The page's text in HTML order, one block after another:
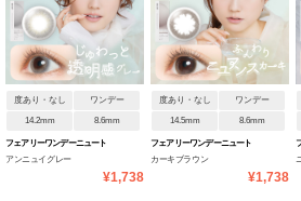
度あり・なし ワンデー
14.2mm 8.6mm
フェアリーワンデーニュート
アンニュイグレー
¥1,738
度あり・なし ワンデー
14.5mm 8.6mm
フェアリーワンデーニュート
カーキブラウン
¥1,738